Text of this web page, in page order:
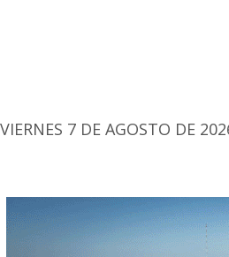
VIERNES 7 DE AGOSTO DE